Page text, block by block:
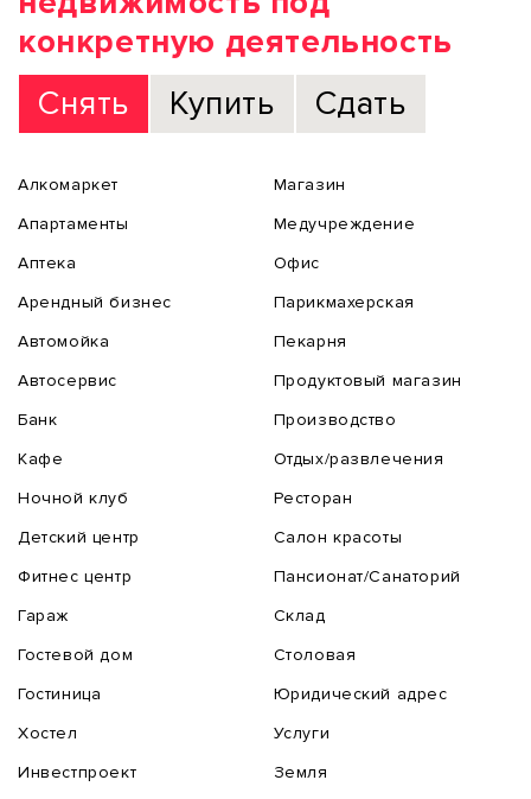
конкретную деятельность
Снять
Купить Сдать
Алкомаркет
Апартаменты
Аптека
Арендный бизнес
Автомойка
Автосервис
Банк
Кафе
Ночной клуб
Детский центр
Фитнес центр
Гараж
Гостевой дом
Гостиница
Хостел
Инвестпроект
Магазин
Медучреждение
Офис
Парикмахерская
Пекарня
Продуктовый магазин
Производство
Отдых/развлечения
Ресторан
Салон красоты
Пансионат/Санаторий
Склад
Столовая
Юридический адрес
Услуги
Земля